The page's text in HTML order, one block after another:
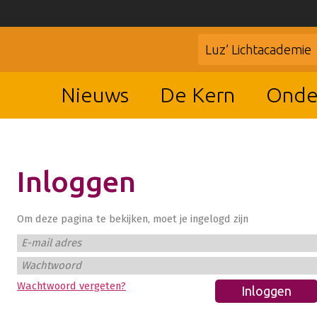
Luz’ Lichtacademie
Nieuws De Kern
Inloggen
Om deze pagina te bekijken, moet je ingelogd zijn
E-mail adres
Wachtwoord
Wachtwoord vergeten?